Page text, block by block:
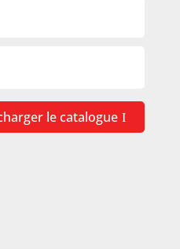
le catalogue